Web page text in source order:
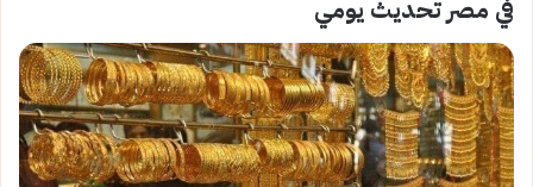
في مصر تحديث يومي